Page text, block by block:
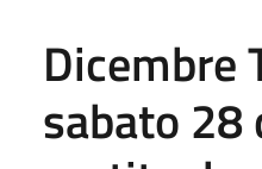
Dicembre
sabato 28